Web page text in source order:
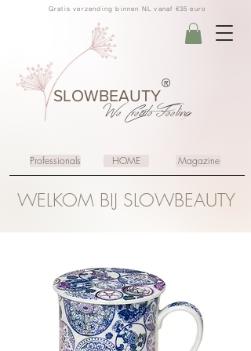
Gratis verzending binnen NL vanaf €35 euro
SLOWBEAUTY
We CreateFeeling
®
Professionals HOME Magazine
WELKOM BIJ SLOWBEAUTY